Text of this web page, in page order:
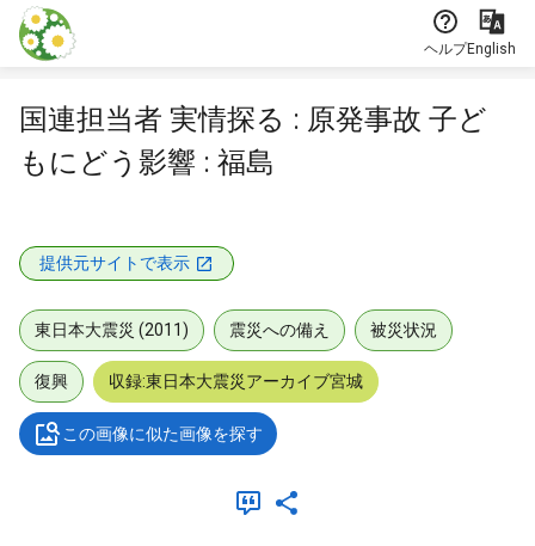
本文に飛ぶ
ヘルプEnglish
国連担当者 実情探る : 原発事故 子ど
もにどう影響 : 福島
提供元サイトで表示
東日本大震災 (2011) 震災への備え 被災状況
復興 収録:東日本大震災アーカイブ宮城
この画像に似た画像を探す